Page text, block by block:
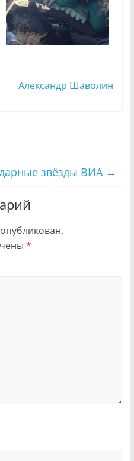
Александр Шаволин
звёзды ВИА →
*